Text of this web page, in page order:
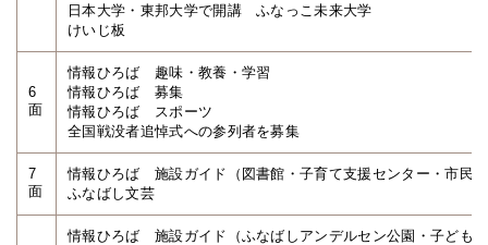
日本大学・東邦大学で開講 ふなっこ未来大学
けいじ板
6
面
情報ひろば 趣味・教養・学習
情報ひろば 募集
情報ひろば スポーツ
全国戦没者追悼式への参列者を募集
7
面
情報ひろば 施設ガイド（図書館・子育て支援センター・市民
ふなばし文芸
情報ひろば 施設ガイド（ふなばしアンデルセン公園・子ども